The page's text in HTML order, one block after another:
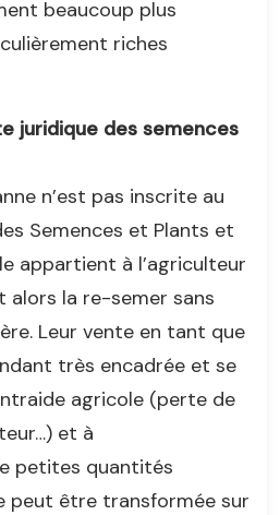
beaucoup plus
riches
juridique des semences
n’est pas inscrite au
Semences et Plants et
appartient à l’agriculteur
alors la re-semer sans
Leur vente en tant que
très encadrée et se
agricole (perte de
et à
petites quantités
peut être transformée sur